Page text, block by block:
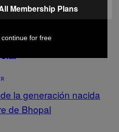
el
perfecta para mi
Membership Plans
continue for free